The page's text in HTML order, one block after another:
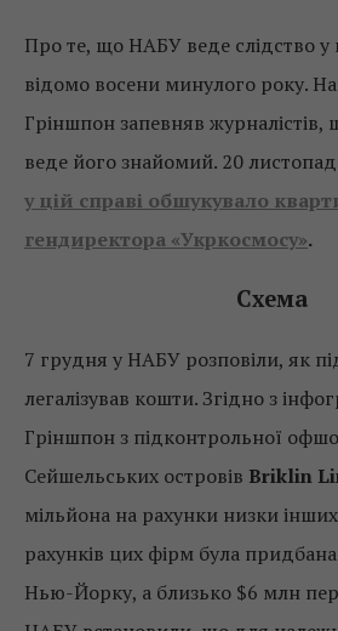
Про те, що НАБУ веде слідство у
відомо восени минулого року.
Гріншпон запевняв
веде його знайомий. 20
у цій справі обшукувало
гендиректора «Укркосмосу».
Схема
7 грудня у НАБУ розповіли, як
легалізував кошти. Згідно з
Гріншпон з підконтрольної
Сейшельських островів Briklin
мільйона на рахунки низки
рахунків цих фірм була
Нью-Йорку, а близько $6 млн